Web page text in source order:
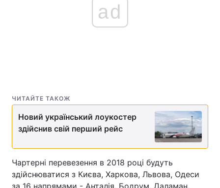
ad
ЧИТАЙТЕ ТАКОЖ
Новий український лоукостер
здійснив свій перший рейс
Чартерні перевезення в 2018 році будуть
здійснюватися з Києва, Харкова, Львова, Одеси
за 16 напрямами - Анталія, Бодрум, Даламан,